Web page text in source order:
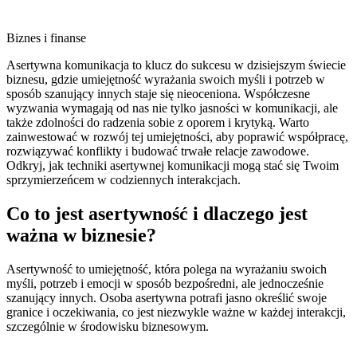
Biznes i finanse
Asertywna komunikacja to klucz do sukcesu w dzisiejszym świecie
biznesu, gdzie umiejętność wyrażania swoich myśli i potrzeb w
sposób szanujący innych staje się nieoceniona. Współczesne
wyzwania wymagają od nas nie tylko jasności w komunikacji, ale
także zdolności do radzenia sobie z oporem i krytyką. Warto
zainwestować w rozwój tej umiejętności, aby poprawić współpracę,
rozwiązywać konflikty i budować trwałe relacje zawodowe.
Odkryj, jak techniki asertywnej komunikacji mogą stać się Twoim
sprzymierzeńcem w codziennych interakcjach.
Co to jest asertywność i dlaczego jest
ważna w biznesie?
Asertywność to umiejętność, która polega na wyrażaniu swoich
myśli, potrzeb i emocji w sposób bezpośredni, ale jednocześnie
szanujący innych. Osoba asertywna potrafi jasno określić swoje
granice i oczekiwania, co jest niezwykle ważne w każdej interakcji,
szczególnie w środowisku biznesowym.